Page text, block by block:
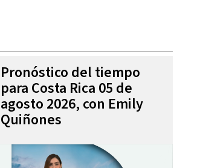
Pronóstico del tiempo
para Costa Rica 05 de
agosto 2026, con Emily
Quiñones